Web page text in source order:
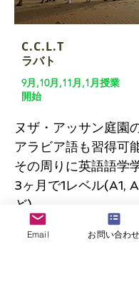
C.C.L.T
​ラバト
9月,10月,11月,1月授業
開始
ヌザ・アッサン庭園
アラビア語も習得可
その周りに英語語学
3ヶ月で1レベル(A1,
ど)
​週20時間コース
３ヶ月授業料 + 滞在
Email お問い合わせ